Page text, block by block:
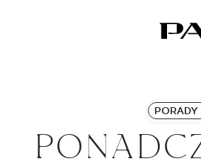
PORADY